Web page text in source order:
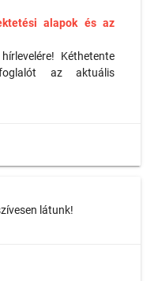
alapok és az
Kéthetente
az aktuális
látunk!